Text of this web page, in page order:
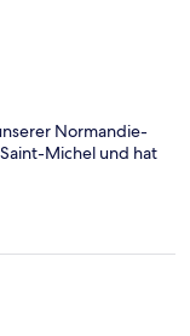
Normandie-
Michel und hat